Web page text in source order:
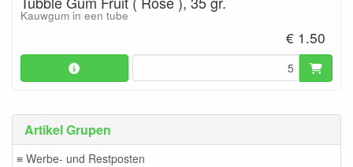
Artikel Grupen
≡ Werbe- und Restposten
Kauwgum in een tube
€ 1.50